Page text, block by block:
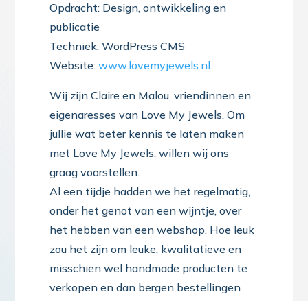
Opdracht: Design, ontwikkeling en
publicatie
Techniek: WordPress CMS
Website:www.lovemyjewels.nl
Wij zijn Claire en Malou, vriendinnen en
eigenaresses van Love My Jewels. Om
jullie wat beter kennis te laten maken
met Love My Jewels, willen wij ons
graag voorstellen.
Al een tijdje hadden we het regelmatig,
onder het genot van een wijntje, over
het hebben van een webshop. Hoe leuk
zou het zijn om leuke, kwalitatieve en
misschien wel handmade producten te
verkopen en dan bergen bestellingen